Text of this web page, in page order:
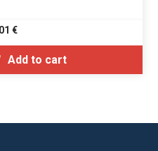
€
Add to cart